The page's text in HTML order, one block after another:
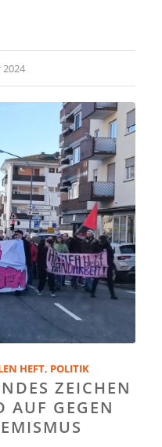
2024
HEFT, POLITIK
ZEICHEN
AUF GEGEN